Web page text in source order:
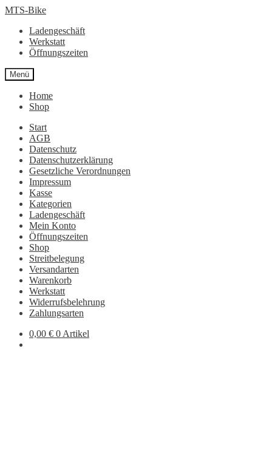
Zur
springen
Zum
springen
MTS-Bike
Ladengeschäft
Werkstatt
Öffnungszeiten
Menü
Home
Shop
Start
AGB
Datenschutz
Datenschutzerklärung
Gesetzliche Verordnungen
Impressum
Kasse
Kategorien
Ladengeschäft
Mein Konto
Öffnungszeiten
Shop
Streitbelegung
Versandarten
Warenkorb
Werkstatt
Widerrufsbelehrung
Zahlungsarten
0,00 € 0 Artikel